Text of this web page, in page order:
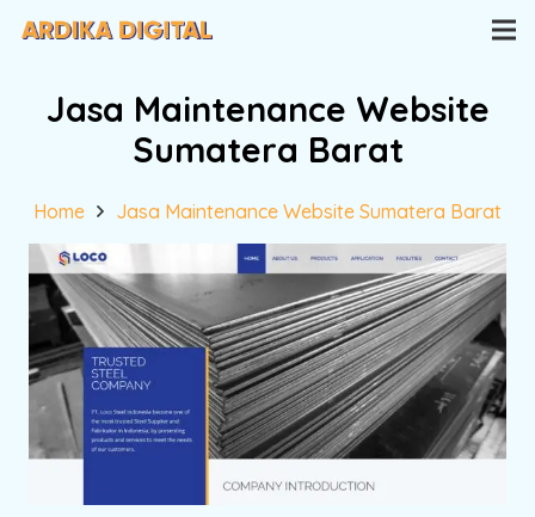
Jasa Maintenance Website
Sumatera Barat
Home Jasa Maintenance Website Sumatera Barat